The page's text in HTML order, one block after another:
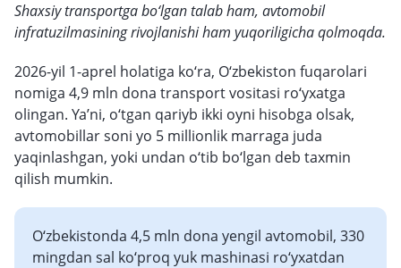
Shaxsiy transportga bo‘lgan talab ham, avtomobil
infratuzilmasining rivojlanishi ham yuqoriligicha qolmoqda.
2026-yil 1-aprel holatiga ko‘ra, O‘zbekiston fuqarolari
nomiga 4,9 mln dona transport vositasi ro‘yxatga
olingan. Ya’ni, o‘tgan qariyb ikki oyni hisobga olsak,
avtomobillar soni yo 5 millionlik marraga juda
yaqinlashgan, yoki undan o‘tib bo‘lgan deb taxmin
qilish mumkin.
O‘zbekistonda 4,5 mln dona yengil avtomobil, 330
mingdan sal ko‘proq yuk mashinasi ro‘yxatdan